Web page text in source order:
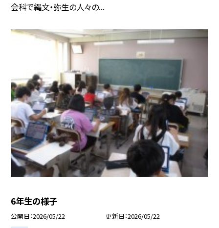
会科で縄文・弥生の人々の...
6年生の様子
公開日 2026/05/22 更新日 2026/05/22